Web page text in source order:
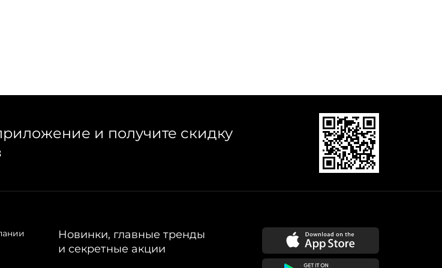
и получите скидку
Новинки, главные тренды
и секретные акции